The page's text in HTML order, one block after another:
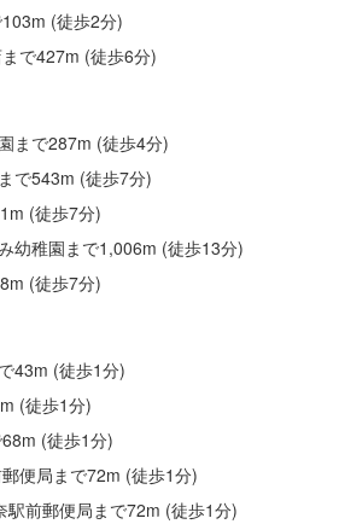
(徒歩2分)
で427m (徒歩6分)
まで287m (徒歩4分)
で543m (徒歩7分)
(徒歩7分)
幼稚園まで1,006m (徒歩13分)
(徒歩7分)
43m (徒歩1分)
(徒歩1分)
(徒歩1分)
便局まで72m (徒歩1分)
駅前郵便局まで72m (徒歩1分)